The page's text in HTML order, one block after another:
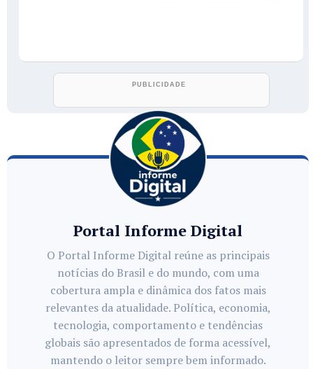
Portal Informe Digital
O Portal Informe Digital reúne as principais
notícias do Brasil e do mundo, com uma
cobertura ampla e dinâmica dos fatos mais
relevantes da atualidade. Política, economia,
tecnologia, comportamento e tendências
globais são apresentados de forma acessível,
mantendo o leitor sempre bem informado.